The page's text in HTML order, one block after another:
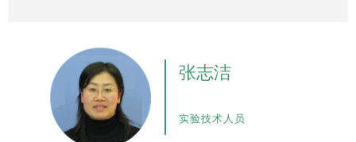
张志洁
实验技术人员